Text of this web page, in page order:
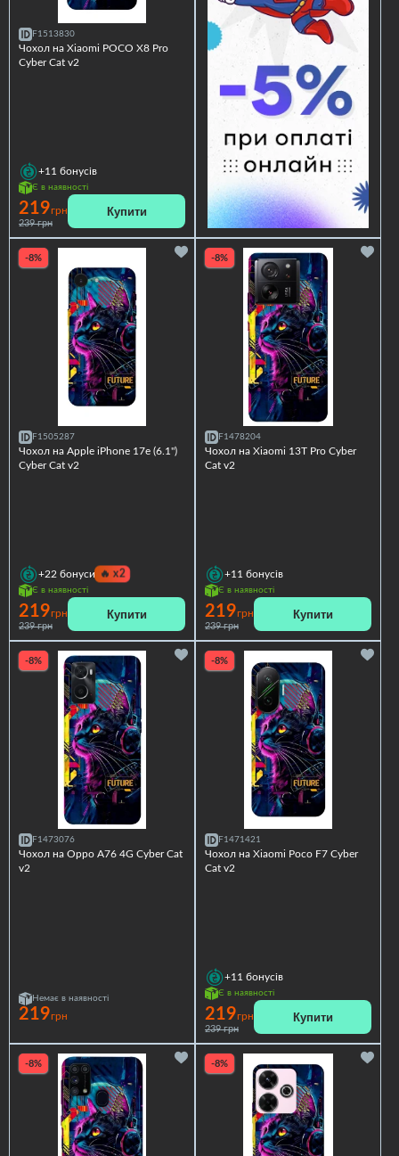
F1513830
Чохол на Xiaomi POCO X8 Pro
Cyber Cat v2
+11 бонусів
Є в наявності
219грн
239 грн
Купити
-8%
F1505287
Чохол на Apple iPhone 17e (6.1")
Cyber Cat v2
+22 бонуси 🔥x2
Є в наявності
219грн
239 грн
Купити
-8%
F1478204
Чохол на Xiaomi 13T Pro Cyber
Cat v2
+11 бонусів
Є в наявності
219грн
239 грн
Купити
-8%
F1473076
Чохол на Oppo A76 4G Cyber Cat
v2
Немає в наявності
219грн
-8%
F1471421
Чохол на Xiaomi Poco F7 Cyber
Cat v2
+11 бонусів
Є в наявності
219грн
239 грн
Купити
-8% -8%